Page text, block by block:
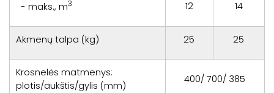
- maks., m3 12 14
Akmenų talpa (kg) 25 25
Krosnelės matmenys:
plotis/aukštis/gylis (mm)
400/ 700/ 385